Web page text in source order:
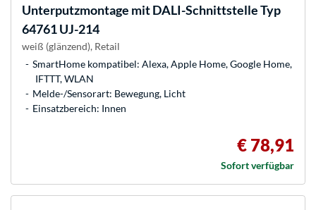
Unterputzmontage mit DALI-Schnittstelle Typ
64761 UJ-214
weiß (glänzend), Retail
SmartHome kompatibel: Alexa, Apple Home, Google Home,
IFTTT, WLAN
Melde-/Sensorart: Bewegung, Licht
Einsatzbereich: Innen
€ 78,91
Sofort verfügbar